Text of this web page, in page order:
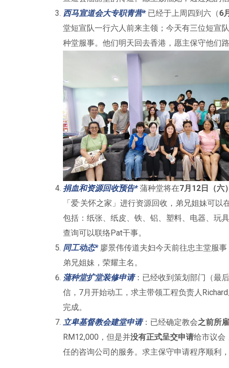
西马宣道会大专职青营* 已经于上周四到六（6
堂短宣队一行六人前来主领；今天有三位短宣
种堂服事。他们明天回去香港，愿主保守他们路
捐血和资源回收预告*蒲种堂将在7月12日（六）
「爱·关怀之家」进行资源回收，弟兄姐妹可
包括：纸张、纸皮、铁、铝、塑料、电器、玩
查询可以联络Pat干事。
同工动态*廖景伟传道夫妇今天前往忠主堂服
弟兄姐妹，荣耀主名。
蒲种堂扩堂装修申请：已经收到策划部门（最
信，7月开始动工，求主带领工程负责人
完成。
立卑基督教会建堂申请：已经确定教会之前所
RM12,000，但是并没有正式呈交申请给市议会
任的咨询公司的服务。求主保守申请程序顺利